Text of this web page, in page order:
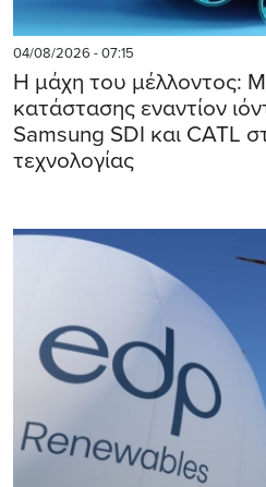
04/08/2026 - 07:15
Η μάχη του μέλλοντος:
κατάστασης εναντίον
Samsung SDI και CATL
τεχνολογίας